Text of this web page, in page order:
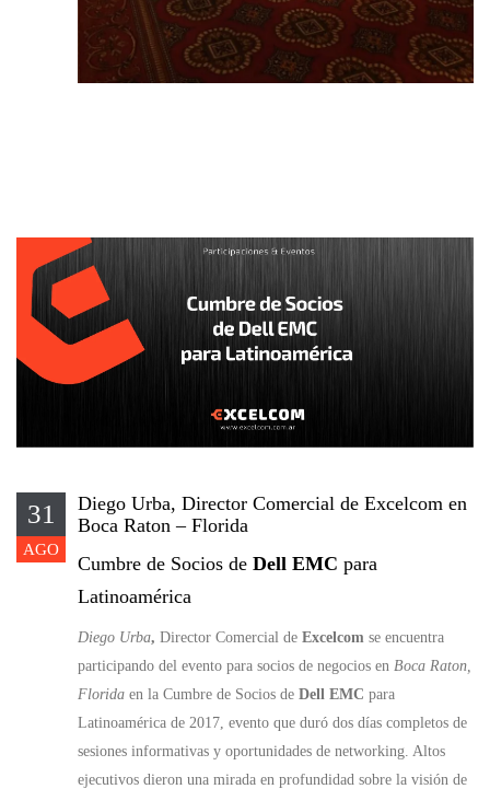
31
AGO
Diego Urba, Director Comercial de Excelcom en
Boca Raton – Florida
Cumbre de Socios de Dell EMC para
Latinoamérica
Diego Urba, Director Comercial de Excelcom se encuentra
participando del evento para socios de negocios en Boca Raton,
Florida en la Cumbre de Socios de Dell EMC para
Latinoamérica de 2017, evento que duró dos días completos de
sesiones informativas y oportunidades de networking. Altos
ejecutivos dieron una mirada en profundidad sobre la visión de